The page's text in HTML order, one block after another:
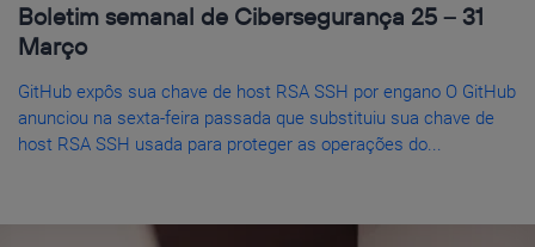
Boletim semanal de Cibersegurança 25 – 31
Março
GitHub expôs sua chave de host RSA SSH por engano O GitHub
anunciou na sexta-feira passada que substituiu sua chave de
host RSA SSH usada para proteger as operações do...